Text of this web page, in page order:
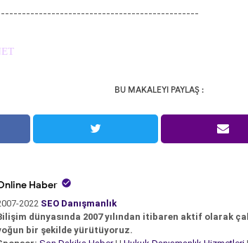
BU MAKALEYI PAYLAŞ :
Haber 
2022 SEO Danışmanlık
dünyasında 2007 yılından itibaren aktif olarak
bir şekilde yürütüyoruz.